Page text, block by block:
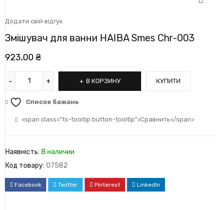
Додати свій відгук
Змішувач для ванни HAIBA Smes Chr-003
923,00 ₴
В КОРЗИНУ КУПИТИ
Список бажань
<span class="ts-tooltip button-tooltip">Сравнить</span>
Наявність: В наличии
Код товару: 07582
Facebook Twitter Pinterest LinkedIn